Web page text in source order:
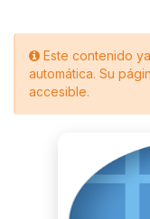
Este contenido
automática. Su
accesible.